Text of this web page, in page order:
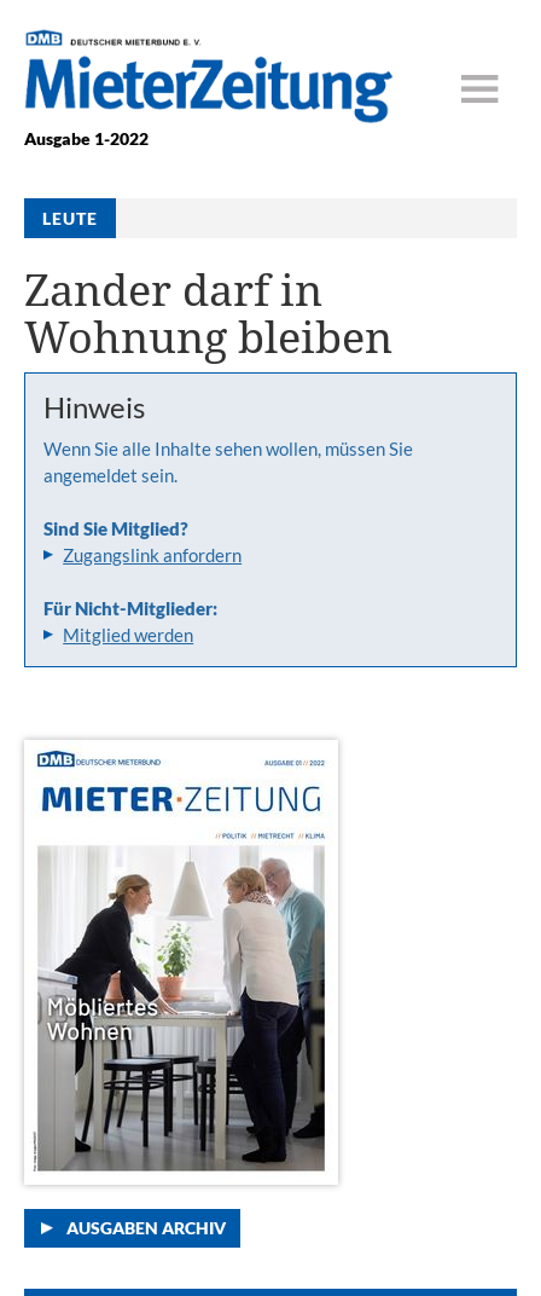
Ausgabe 1-2022
LEUTE
Zander darf in
Wohnung bleiben
Hinweis
Wenn Sie alle Inhalte sehen wollen, müssen Sie
angemeldet sein.
Sind Sie Mitglied?
Zugangslink anfordern
Für Nicht-Mitglieder:
Mitglied werden
AUSGABEN ARCHIV